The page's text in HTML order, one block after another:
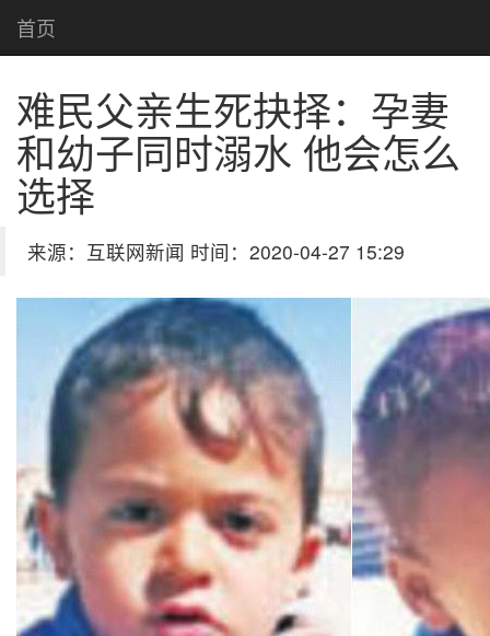
首页
难民父亲生死抉择：孕妻
和幼子同时溺水 他会怎么
选择
来源：互联网新闻 时间：2020-04-27 15:29